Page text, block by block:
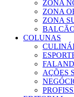
ZONA
ZONA
ZONA
COLUNAS
AÇÕES